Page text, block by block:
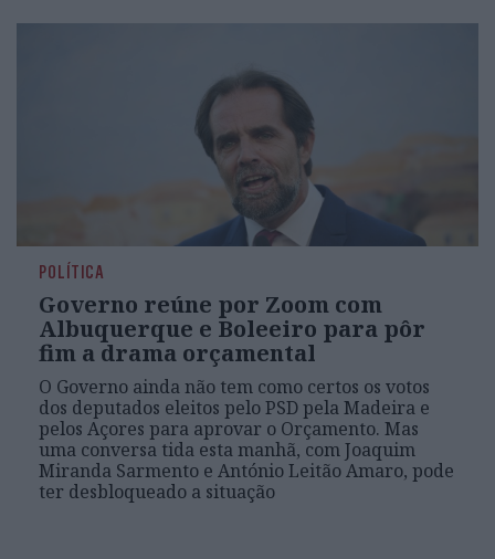
POLÍTICA
Governo reúne por Zoom com
Albuquerque e Boleeiro para pôr
fim a drama orçamental
O Governo ainda não tem como certos os votos
dos deputados eleitos pelo PSD pela Madeira e
pelos Açores para aprovar o Orçamento. Mas
uma conversa tida esta manhã, com Joaquim
Miranda Sarmento e António Leitão Amaro, pode
ter desbloqueado a situação